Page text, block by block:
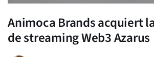
Animoca Brands acquiert
de streaming Web3 Azarus